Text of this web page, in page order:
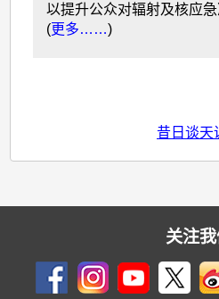
以提升公众对辐射及核应
(更多……)
昔日谈天
关注我